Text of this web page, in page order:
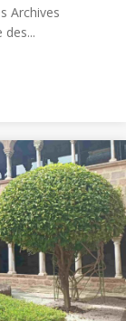
Archives